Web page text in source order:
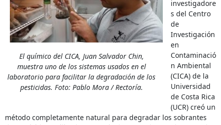
El químico del CICA, Juan Salvador Chin,
muestra uno de los sistemas usados en el
laboratorio para facilitar la degradación de los
pesticidas. Foto: Pablo Mora / Rectoría.
investigadore
s del Centro
de
Investigación
en
Contaminació
n Ambiental
(CICA) de la
Universidad
de Costa Rica
(UCR) creó un
método completamente natural para degradar los sobrantes